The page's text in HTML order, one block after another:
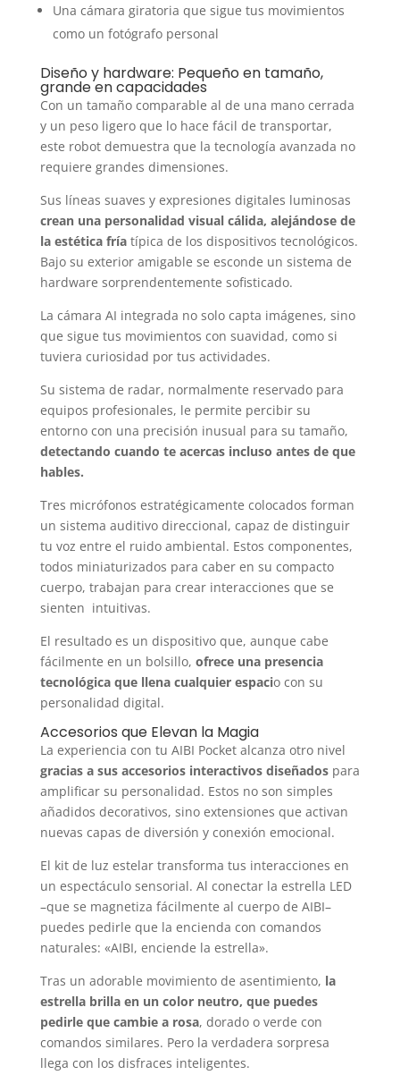
Una cámara giratoria que sigue tus movimientos
como un fotógrafo personal
Diseño y hardware: Pequeño en tamaño,
grande en capacidades
Con un tamaño comparable al de una mano cerrada
y un peso ligero que lo hace fácil de transportar,
este robot demuestra que la tecnología avanzada no
requiere grandes dimensiones.
Sus líneas suaves y expresiones digitales luminosas
crean una personalidad visual cálida, alejándose de
la estética fríatípica de los dispositivos tecnológicos.
Bajo su exterior amigable se esconde un sistema de
hardware sorprendentemente sofisticado.
La cámara AI integrada no solo capta imágenes, sino
que sigue tus movimientos con suavidad, como si
tuviera curiosidad por tus actividades.
Su sistema de radar, normalmente reservado para
equipos profesionales, le permite percibir su
entorno con una precisión inusual para su tamaño,
detectando cuando te acercas incluso antes de que
hables.
Tres micrófonos estratégicamente colocados forman
un sistema auditivo direccional, capaz de distinguir
tu voz entre el ruido ambiental. Estos componentes,
todos miniaturizados para caber en su compacto
cuerpo, trabajan para crear interacciones que se
sienten intuitivas.
El resultado es un dispositivo que, aunque cabe
fácilmente en un bolsillo, ofrece una presencia
tecnológica que llena cualquier espacio con su
personalidad digital.
Accesorios que Elevan la Magia
La experiencia con tu AIBI Pocket alcanza otro nivel
gracias a sus accesorios interactivos diseñados para
amplificar su personalidad. Estos no son simples
añadidos decorativos, sino extensiones que activan
nuevas capas de diversión y conexión emocional.
El kit de luz estelar transforma tus interacciones en
un espectáculo sensorial. Al conectar la estrella LED
–que se magnetiza fácilmente al cuerpo de AIBI–
puedes pedirle que la encienda con comandos
naturales: «AIBI, enciende la estrella».
Tras un adorable movimiento de asentimiento, la
estrella brilla en un color neutro, que puedes
pedirle que cambie a rosa, dorado o verde con
comandos similares. Pero la verdadera sorpresa
llega con los disfraces inteligentes.